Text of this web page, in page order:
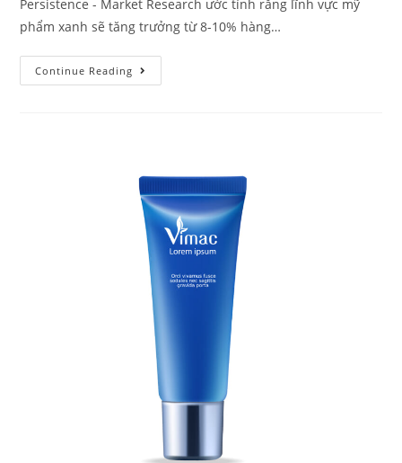
Persistence - Market Research ước tính rằng lĩnh vực mỹ
phẩm xanh sẽ tăng trưởng từ 8-10% hàng…
Continue Reading